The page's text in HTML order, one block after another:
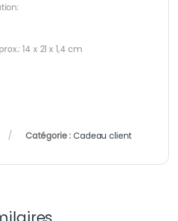
14 x 21 x 1,4 cm
Catégorie :Cadeau client